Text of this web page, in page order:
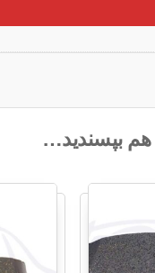
هم بپسندید…